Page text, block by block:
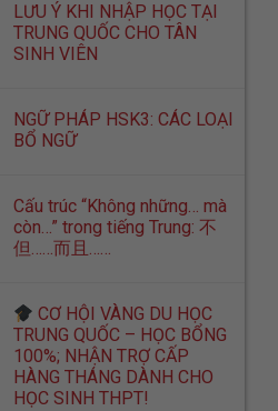
LƯU Ý KHI NHẬP HỌC TẠI
TRUNG QUỐC CHO TÂN
SINH VIÊN
NGỮ PHÁP HSK3: CÁC LOẠI
BỔ NGỮ
Cấu trúc “Không những… mà
còn…” trong tiếng Trung: 不
但……而且……
CƠ HỘI VÀNG DU HỌC
TRUNG QUỐC – HỌC BỔNG
100%; NHẬN TRỢ CẤP
HÀNG THÁNG DÀNH CHO
HỌC SINH THPT!